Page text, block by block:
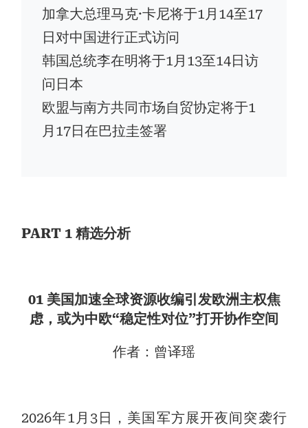
加拿大总理马克·卡尼将于1月14至17
日对中国进行正式访问
韩国总统李在明将于1月13至14日访
问日本
欧盟与南方共同市场自贸协定将于1
月17日在巴拉圭签署
PART 1 精选分析
01 美国加速全球资源收编引发欧洲主权焦
虑，或为中欧“稳定性对位”打开协作空间
作者：曾译瑶
2026年1月3日，美国军方展开夜间突袭行